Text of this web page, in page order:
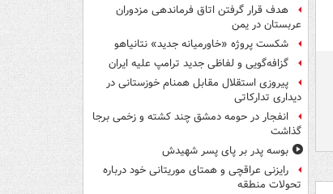
هدف قرار گرفتن اتاق‌ فرماندهی مزدوران
عربستان در یمن
شکست پروژه «خاورمیانه جدید» نتانیاهو
گزافه‌گویی و لفاظی جدید ترامپ علیه ایران
پیروزی استقلال مقابل همنام خوزستانی در
دیداری تدارکاتی
انفجار در حومه دمشق چند کشته و زخمی برجا
گذاشت
بوسه‌ پدر بر پای پسر شهیدش
رایزنی عراقچی و همتای موریتانی خود درباره
تحولات منطقه